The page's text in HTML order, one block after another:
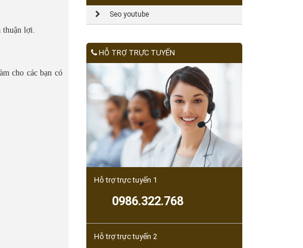
thuận lợi.
cho các bạn có
Seo youtube
HỖ TRỢ TRỰC TUYẾN
Hỗ trợ trực tuyến 1
0986.322.768
Hỗ trợ trực tuyến 2